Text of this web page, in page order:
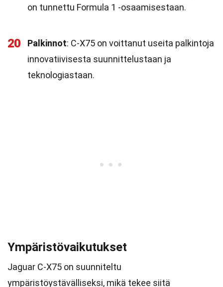
on tunnettu Formula 1 -osaamisestaan.
20 Palkinnot: C-X75 on voittanut useita palkintoja
innovatiivisesta suunnittelustaan ja
teknologiastaan.
Ympäristövaikutukset
Jaguar C-X75 on suunniteltu
ympäristöystävälliseksi, mikä tekee siitä